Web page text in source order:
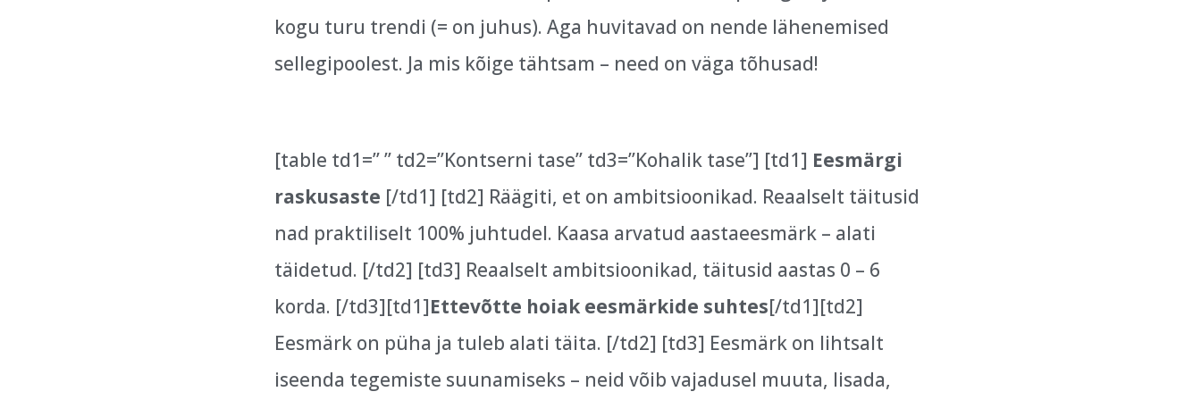
kogu turu trendi (= on juhus). Aga huvitavad on nende lähenemised
sellegipoolest. Ja mis kõige tähtsam – need on väga tõhusad!
[table td1=” ” td2=”Kontserni tase” td3=”Kohalik tase”] [td1] Eesmärgi
raskusaste [/td1] [td2] Räägiti, et on ambitsioonikad. Reaalselt täitusid
nad praktiliselt 100% juhtudel. Kaasa arvatud aastaeesmärk – alati
täidetud. [/td2] [td3] Reaalselt ambitsioonikad, täitusid aastas 0 – 6
korda. [/td3][td1]Ettevõtte hoiak eesmärkide suhtes[/td1][td2]
Eesmärk on püha ja tuleb alati täita. [/td2] [td3] Eesmärk on lihtsalt
iseenda tegemiste suunamiseks – neid võib vajadusel muuta, lisada,